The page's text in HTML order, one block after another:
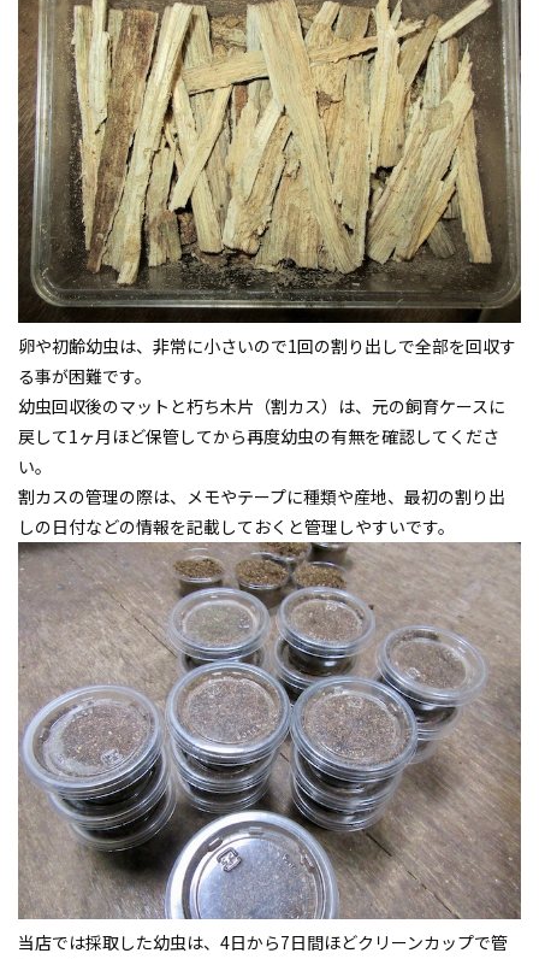
卵や初齢幼虫は、非常に小さいので1回の割り出しで全部を回収す
る事が困難です。
幼虫回収後のマットと朽ち木片（割カス）は、元の飼育ケースに
戻して1ヶ月ほど保管してから再度幼虫の有無を確認してくださ
い。
割カスの管理の際は、メモやテープに種類や産地、最初の割り出
しの日付などの情報を記載しておくと管理しやすいです。
当店では採取した幼虫は、4日から7日間ほどクリーンカップで管